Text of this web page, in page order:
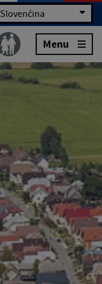
Slovenčina
Menu